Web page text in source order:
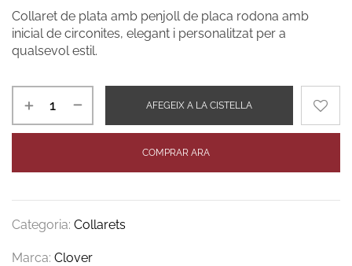
Collaret de plata amb penjoll de placa rodona amb
inicial de circonites, elegant i personalitzat per a
qualsevol estil.
AFEGEIX A LA CISTELLA
COMPRAR ARA
Categoria: Collarets
Marca: Clover